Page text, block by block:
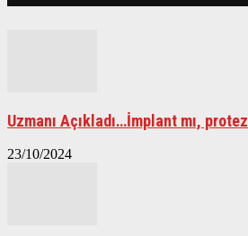
Uzmanı Açıkladı…İmplant mı,
23/10/2024